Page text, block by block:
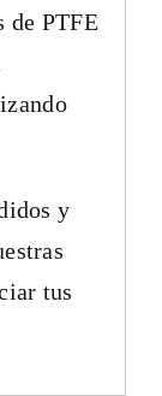
de PTFE
y
tus